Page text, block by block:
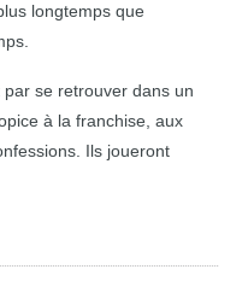
longtemps que
par se retrouver dans un
à la franchise, aux
Ils joueront